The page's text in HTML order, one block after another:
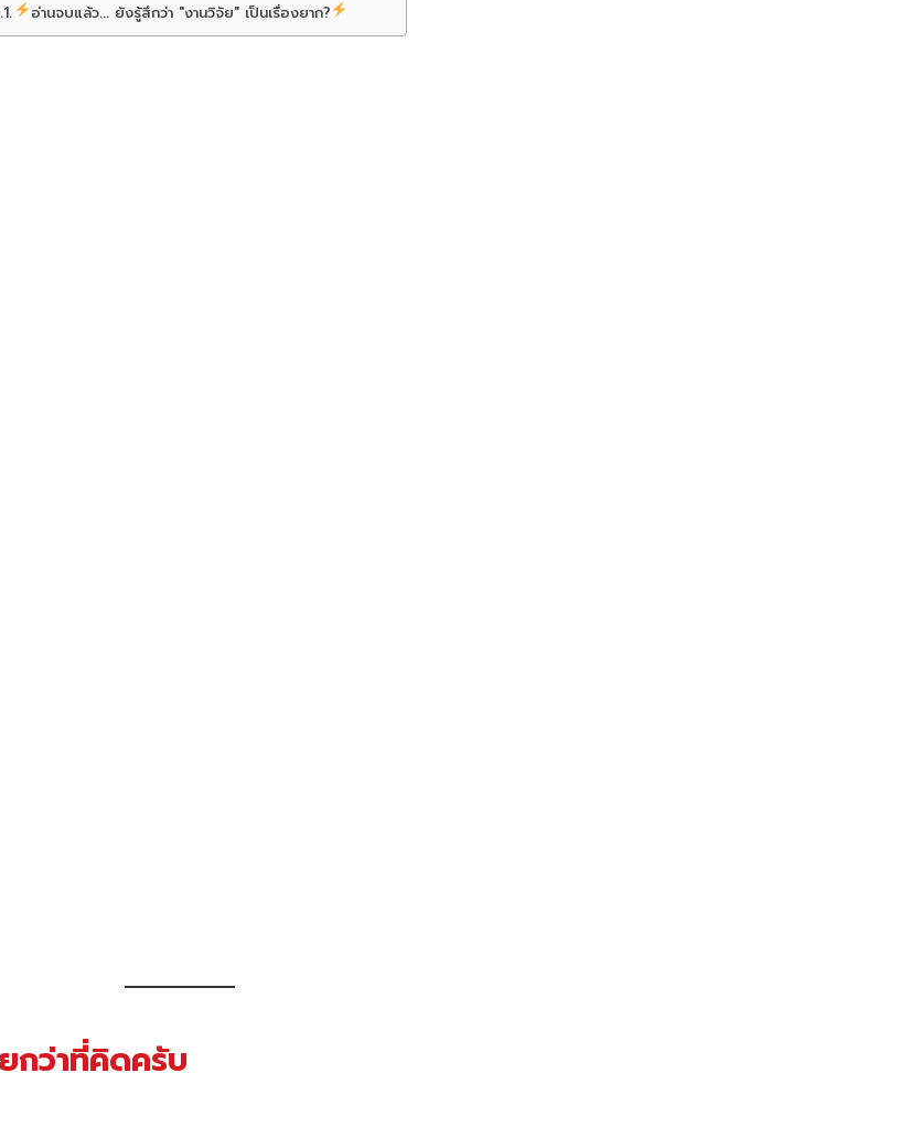
อ่านจบแล้ว... ยังรู้สึกว่า "งานวิจัย" เป็นเรื่องยาก?
กว่าที่คิดครับ